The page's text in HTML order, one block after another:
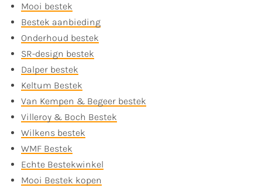
Mooi bestek
Bestek aanbieding
Onderhoud bestek
SR-design bestek
Dalper bestek
Keltum Bestek
Van Kempen & Begeer bestek
Villeroy & Boch Bestek
Wilkens bestek
WMF Bestek
Echte Bestekwinkel
Mooi Bestek kopen